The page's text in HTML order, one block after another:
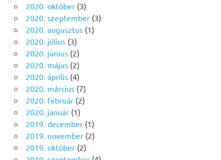
2020. október(3)
2020. szeptember(3)
2020. augusztus(1)
2020. július(3)
2020. június(2)
2020. május(2)
2020. április(4)
2020. március(7)
2020. február(2)
2020. január(1)
2019. december(1)
2019. november(2)
2019. október(2)